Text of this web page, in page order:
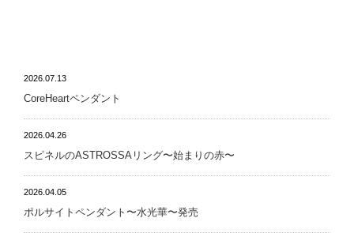
2026.07.13
CoreHeartペンダント
2026.04.26
スピネルのASTROSSAリング〜始まりの赤〜
2026.04.05
ポルサイトペンダント〜水光華〜発売